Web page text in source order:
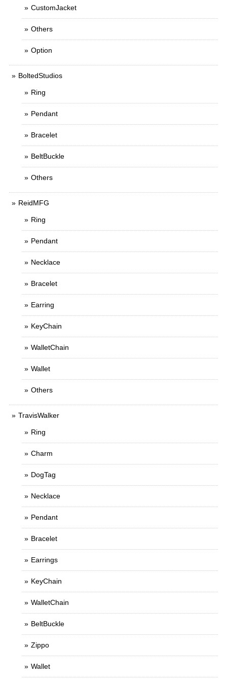
CustomJacket
Others
Option
BoltedStudios
Ring
Pendant
Bracelet
BeltBuckle
Others
ReidMFG
Ring
Pendant
Necklace
Bracelet
Earring
KeyChain
WalletChain
Wallet
Others
TravisWalker
Ring
Charm
DogTag
Necklace
Pendant
Bracelet
Earrings
KeyChain
WalletChain
BeltBuckle
Zippo
Wallet